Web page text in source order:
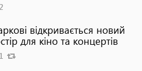
відкривається новий
для кіно та концертів